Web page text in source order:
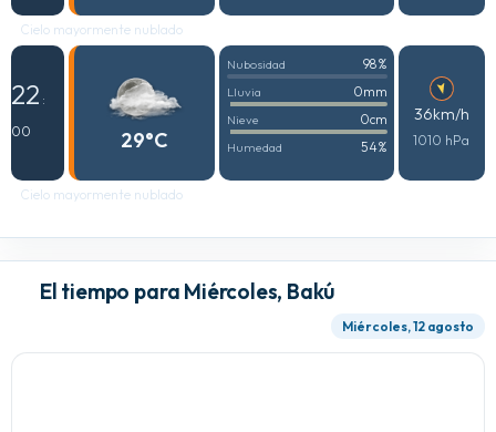
Cielo mayormente nublado
22 :
00
29°C
Nubosidad 98%
Lluvia 0mm
Nieve 0cm
Humedad 54%
36km/h
1010 hPa
Cielo mayormente nublado
El tiempo para Miércoles, Bakú
Miércoles, 12 agosto